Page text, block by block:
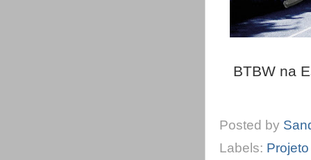
BTBW na
Posted by
Labels: